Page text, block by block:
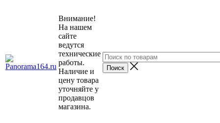
Внимание!
На нашем
сайте
ведутся
технические
работы.
Наличие и
цену товара
уточняйте у
продавцов
магазина.